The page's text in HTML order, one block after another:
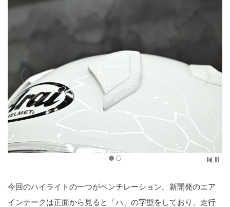
今回のハイライトの一つがベンチレーション。新開発のエア
インテークは正面から見ると「ハ」の字型をしており、走行